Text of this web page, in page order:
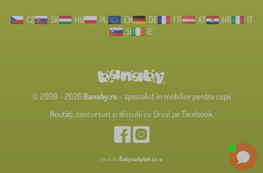
CZ SK HU PL EN DE FR AT HR
IT
SI
IE
© 2008 - 2026 Banaby.ro- specialist în mobilier pentru copii
Noutăți, concursuri și discuții cu Ursul pe Facebook.
creat de Babynabytek s.r.o.